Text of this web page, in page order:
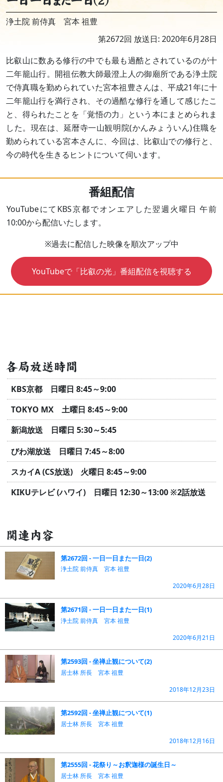
浄土院 前侍真 宮本 祖豊
第2672回 放送日: 2020年6月28日
比叡山に数ある修行の中でも最も過酷とされているのが十
二年籠山行。開祖伝教大師最澄上人の御廟所である浄土院
で侍真職を勤められていた宮本祖豊さんは、平成21年に十
二年籠山行を満行され、その過酷な修行を通して感じたこ
と、得られたことを「覚悟の力」という本にまとめられま
した。現在は、延暦寺一山観明院(かんみょういん)住職を
勤められている宮本さんに、今回は、比叡山での修行と、
今の時代を生きるヒントについて伺います。
番組配信
YouTubeにてKBS京都でオンエアした翌週火曜日 午前
10:00から配信いたします。
※過去に配信した映像を順次アップ中
YouTubeで「比叡の光」番組配信を視聴する
各局放送時間
KBS京都 日曜日 8:45～9:00
TOKYO MX 土曜日 8:45～9:00
新潟放送 日曜日 5:30～5:45
びわ湖放送 日曜日 7:45～8:00
スカイA (CS放送) 火曜日 8:45～9:00
KIKUテレビ (ハワイ) 日曜日 12:30～13:00 ※2話放送
関連内容
第2672回 - 一日一日また一日(2)
浄土院 前侍真 宮本 祖豊
2020年6月28日
第2671回 - 一日一日また一日(1)
浄土院 前侍真 宮本 祖豊
2020年6月21日
第2593回 - 坐禅止観について(2)
居士林 所長 宮本 祖豊
2018年12月23日
第2592回 - 坐禅止観について(1)
居士林 所長 宮本 祖豊
2018年12月16日
第2555回 - 花祭り～お釈迦様の誕生日～
居士林 所長 宮本 祖豊